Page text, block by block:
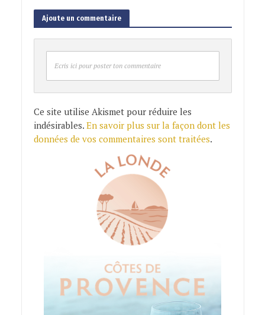
Ajoute un commentaire
Ecris ici pour poster ton commentaire
Ce site utilise Akismet pour réduire les
indésirables. En savoir plus sur la façon dont les
données de vos commentaires sont traitées.